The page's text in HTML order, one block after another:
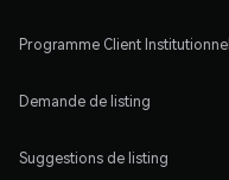
Programme Client Institutionnel
Demande de listing
Suggestions de listing